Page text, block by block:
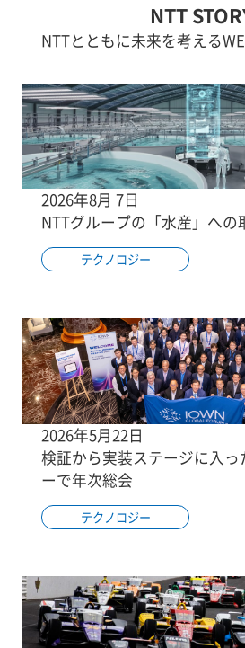
NTT
NTTとともに未来を考える
2026年8月 7日
NTTグループの「水産」への
テクノロジー
2026年5月22日
検証から実装ステージに入っ
ーで年次総会
テクノロジー